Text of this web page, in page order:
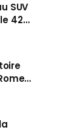
SUV
428
au